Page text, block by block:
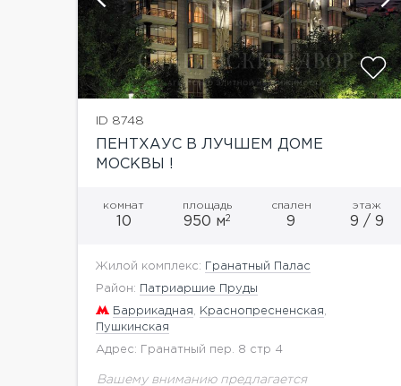
ID 8748
ПЕНТХАУС В ЛУЧШЕМ ДОМЕ
МОСКВЫ !
комнат
10
площадь
950 м2
спален
9
этаж
9 / 9
Жилой комплекс: Гранатный Палас
Район: Патриаршие Пруды
Баррикадная Краснопресненская
Пушкинская
Адрес: Гранатный пер. 8 стр 4
Вашему вниманию предлагается